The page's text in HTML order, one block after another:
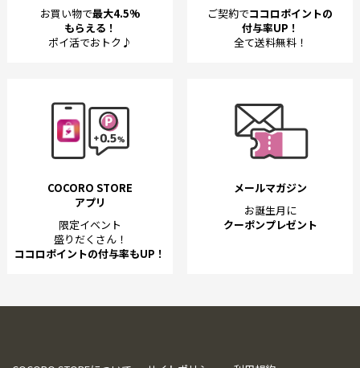
お買い物で最大4.5%
もらえる！
ポイ活でおトク♪
ご契約でココロポイントの
付与率UP！
全て送料無料！
COCORO STORE
アプリ
限定イベント
盛りだくさん！
ココロポイントの付与率もUP！
メールマガジン
お誕生月に
クーポンプレゼント